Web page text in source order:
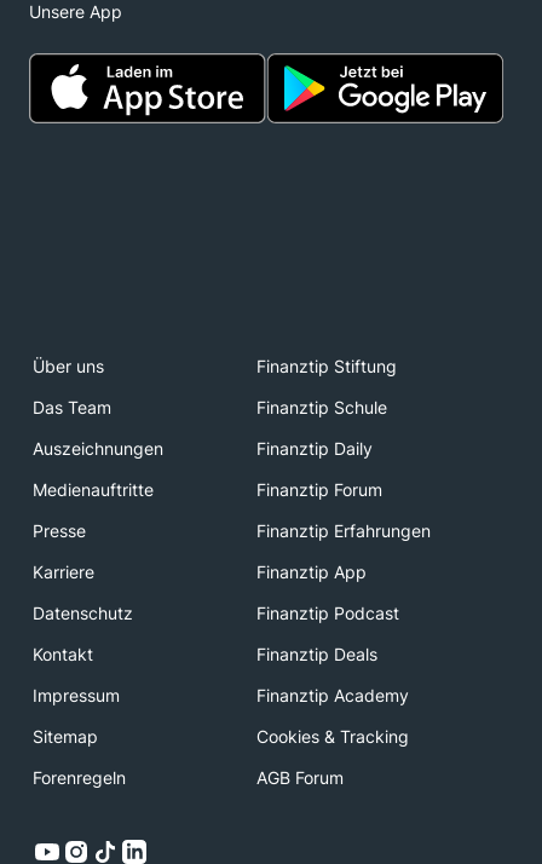
Unsere App
Über uns
Finanztip Stiftung
Das Team
Finanztip Schule
Auszeichnungen
Finanztip Daily
Medienauftritte
Finanztip Forum
Presse
Finanztip Erfahrungen
Karriere
Finanztip App
Datenschutz
Finanztip Podcast
Kontakt
Finanztip Deals
Impressum
Finanztip Academy
Sitemap
Cookies & Tracking
Forenregeln
AGB Forum